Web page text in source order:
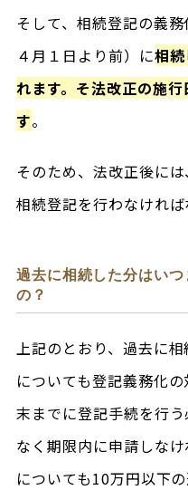
そして、相続登記の義
４月１日より前）に相
れます。そ法改正の施
す。
そのため、法改正後に
相続登記を行わなければ
過去に相続した分はい
の？
上記のとおり、過去に
についても登記義務化
末までに登記手続を行
なく期限内に申請しな
についても10万円以下